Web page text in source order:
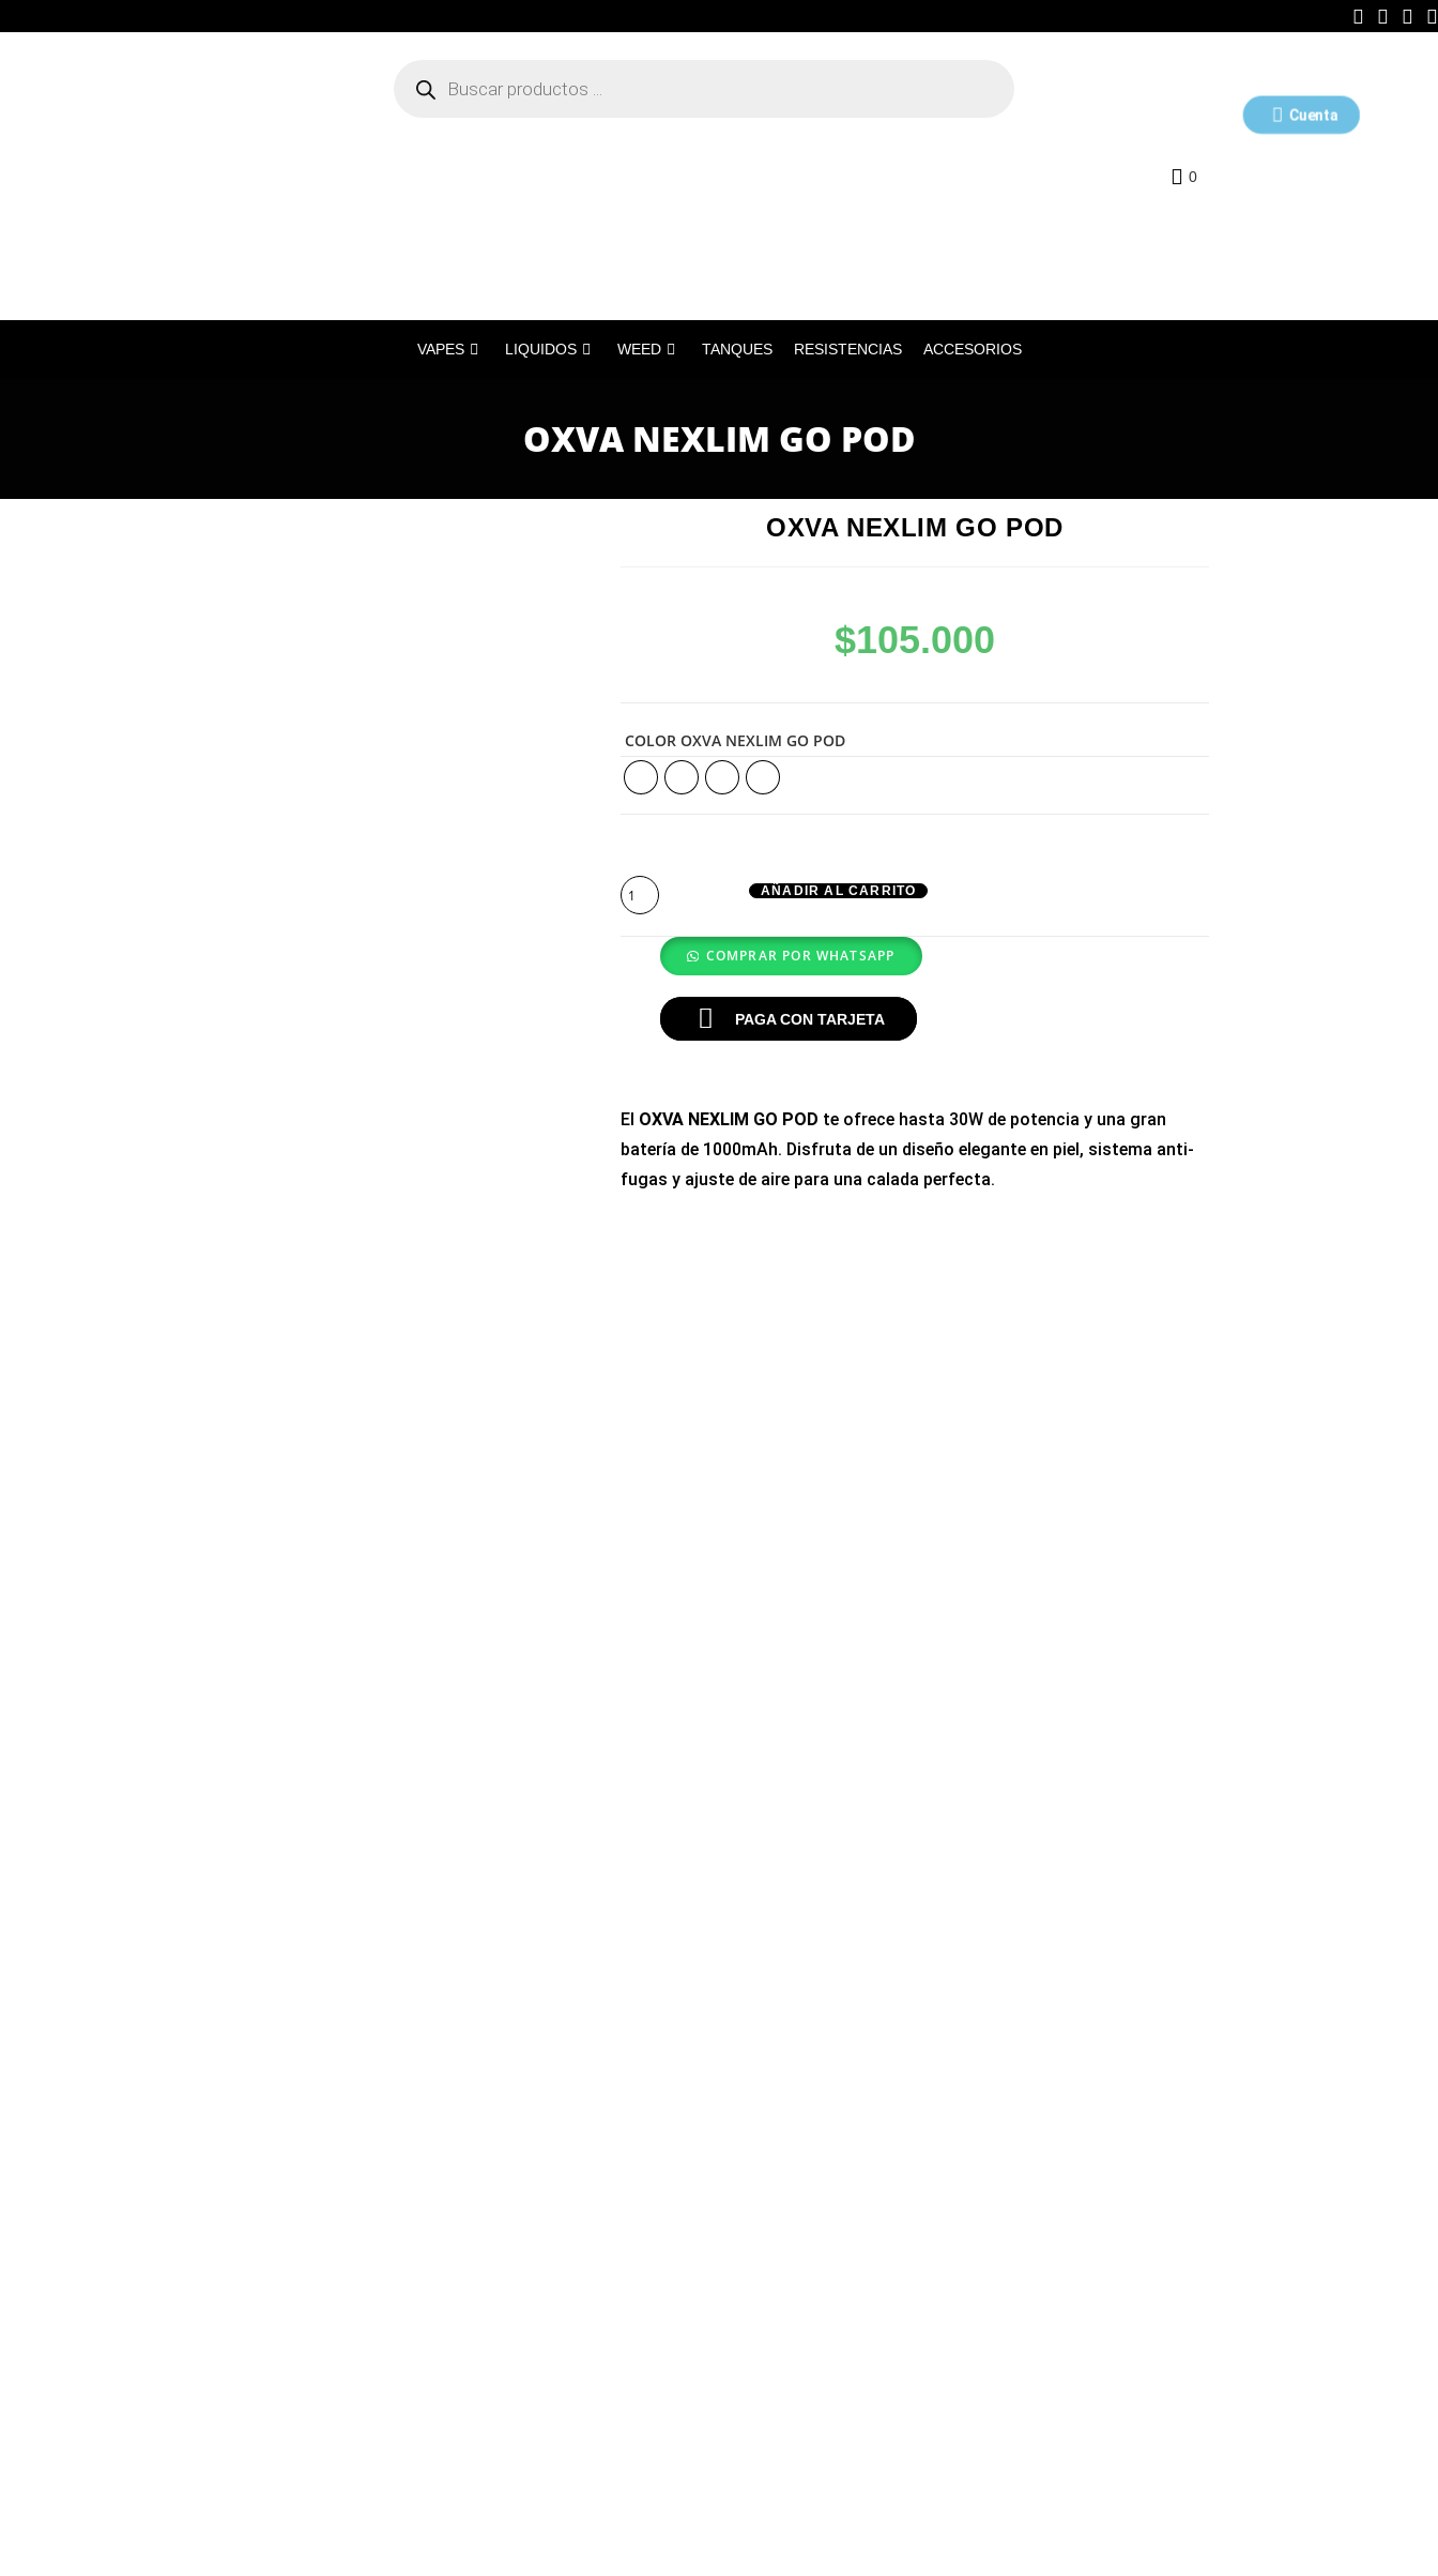
0
Cuenta
VAPES LIQUIDOS WEED TANQUES RESISTENCIAS ACCESORIOS
OXVA NEXLIM GO POD
OXVA NEXLIM GO POD
$105.000
COLOR OXVA NEXLIM GO POD
AÑADIR AL CARRITO
COMPRAR POR WHATSAPP
PAGA CON TARJETA
El OXVA NEXLIM GO POD te ofrece hasta 30W de potencia y una gran
batería de 1000mAh. Disfruta de un diseño elegante en piel, sistema anti-
fugas y ajuste de aire para una calada perfecta.